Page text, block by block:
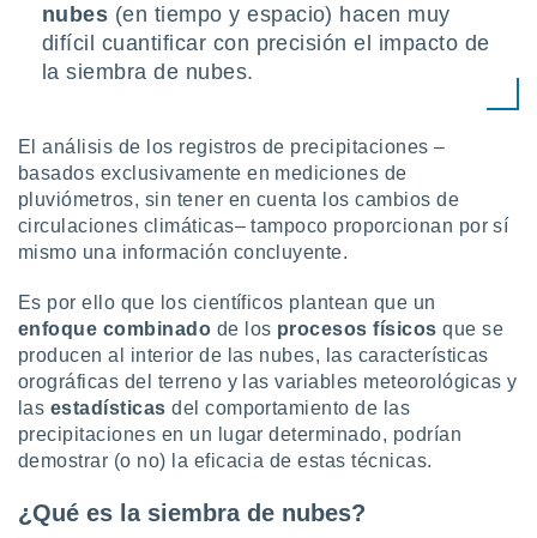
utilizar
uso de
la
contenido
medir el
del
de
o a través
de
de
de
con el
nubes (en tiempo y espacio) hacen muy
difícil cuantificar con precisión el impacto de
la siembra de nubes.
El análisis de los registros de precipitaciones –
basados exclusivamente en mediciones de
pluviómetros, sin tener en cuenta los cambios de
circulaciones climáticas– tampoco proporcionan por sí
mismo una información concluyente.
Es por ello que los científicos plantean que un
enfoque combinado de los procesos físicos que se
producen al interior de las nubes, las características
orográficas del terreno y las variables meteorológicas y
las estadísticas del comportamiento de las
precipitaciones en un lugar determinado, podrían
demostrar (o no) la eficacia de estas técnicas.
¿Qué es la siembra de nubes?